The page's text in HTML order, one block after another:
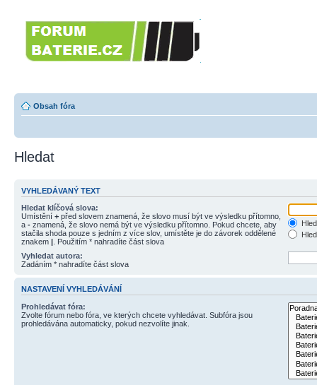
Obsah fóra
Hledat
VYHLEDÁVANÝ TEXT
Hledat klíčová slova:
Umístění + před slovem znamená, že slovo musí být ve výsledku přítomno,
a - znamená, že slovo nemá být ve výsledku přítomno. Pokud chcete, aby
stačila shoda pouze s jedním z více slov, umístěte je do závorek oddělené
znakem | . Použitím * nahradíte část slova
Vyhledat autora:
Zadáním * nahradíte část slova
NASTAVENÍ VYHLEDÁVÁNÍ
Prohledávat fóra:
Zvolte fórum nebo fóra, ve kterých chcete vyhledávat. Subfóra jsou
prohledávána automaticky, pokud nezvolíte jinak.